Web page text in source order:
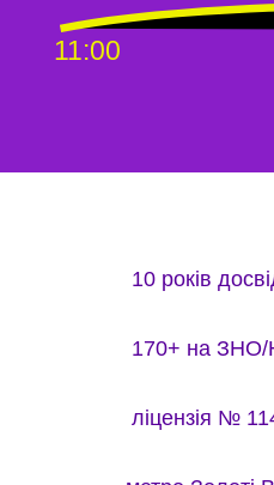
11:00
10 років
170+ на
ліцензія №